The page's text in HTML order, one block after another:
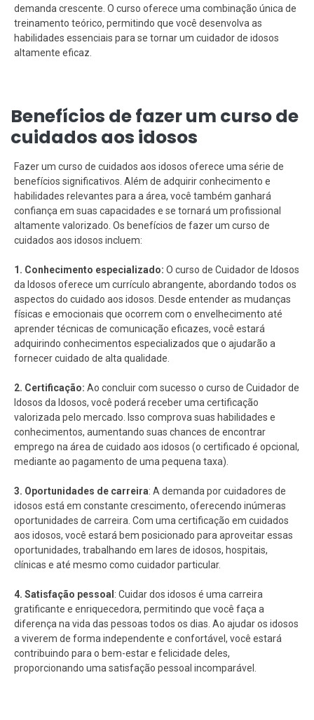
demanda crescente. O curso oferece uma combinação única de
treinamento teórico, permitindo que você desenvolva as
habilidades essenciais para se tornar um cuidador de idosos
altamente eficaz.
Benefícios de fazer um curso de
cuidados aos idosos
Fazer um curso de cuidados aos idosos oferece uma série de
benefícios significativos. Além de adquirir conhecimento e
habilidades relevantes para a área, você também ganhará
confiança em suas capacidades e se tornará um profissional
altamente valorizado. Os benefícios de fazer um curso de
cuidados aos idosos incluem:
1. Conhecimento especializado: O curso de Cuidador de Idosos
da Idosos oferece um currículo abrangente, abordando todos os
aspectos do cuidado aos idosos. Desde entender as mudanças
físicas e emocionais que ocorrem com o envelhecimento até
aprender técnicas de comunicação eficazes, você estará
adquirindo conhecimentos especializados que o ajudarão a
fornecer cuidado de alta qualidade.
2. Certificação: Ao concluir com sucesso o curso de Cuidador de
Idosos da Idosos, você poderá receber uma certificação
valorizada pelo mercado. Isso comprova suas habilidades e
conhecimentos, aumentando suas chances de encontrar
emprego na área de cuidado aos idosos (o certificado é opcional,
mediante ao pagamento de uma pequena taxa).
3. Oportunidades de carreira: A demanda por cuidadores de
idosos está em constante crescimento, oferecendo inúmeras
oportunidades de carreira. Com uma certificação em cuidados
aos idosos, você estará bem posicionado para aproveitar essas
oportunidades, trabalhando em lares de idosos, hospitais,
clínicas e até mesmo como cuidador particular.
4. Satisfação pessoal : Cuidar dos idosos é uma carreira
gratificante e enriquecedora, permitindo que você faça a
diferença na vida das pessoas todos os dias. Ao ajudar os idosos
a viverem de forma independente e confortável, você estará
contribuindo para o bem-estar e felicidade deles,
proporcionando uma satisfação pessoal incomparável.